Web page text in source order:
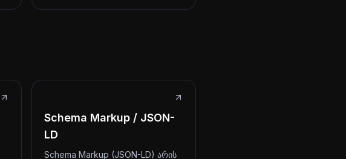
Schema Markup / JSON-
LD
Schema Markup (JSON-LD) არის